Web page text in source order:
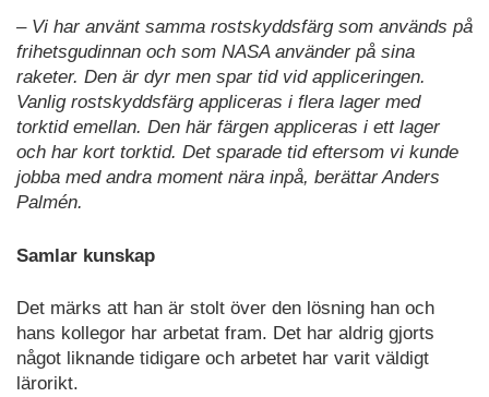
– Vi har använt samma rostskyddsfärg som används på
frihetsgudinnan och som NASA använder på sina
raketer. Den är dyr men spar tid vid appliceringen.
Vanlig rostskyddsfärg appliceras i flera lager med
torktid emellan. Den här färgen appliceras i ett lager
och har kort torktid. Det sparade tid eftersom vi kunde
jobba med andra moment nära inpå, berättar Anders
Palmén.
Samlar kunskap
Det märks att han är stolt över den lösning han och
hans kollegor har arbetat fram. Det har aldrig gjorts
något liknande tidigare och arbetet har varit väldigt
lärorikt.